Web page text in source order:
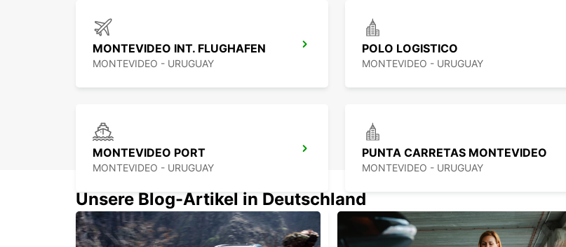
MONTEVIDEO INT. FLUGHAFEN
MONTEVIDEO - URUGUAY
POLO LOGISTICO
MONTEVIDEO - URUGUAY
MONTEVIDEO PORT
MONTEVIDEO - URUGUAY
PUNTA CARRETAS MONTEVIDEO
MONTEVIDEO - URUGUAY
Unsere Blog-Artikel in Deutschland